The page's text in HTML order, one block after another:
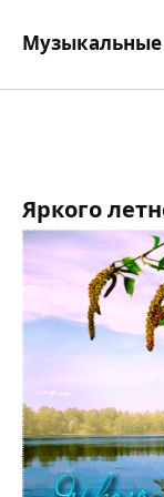
Яркого